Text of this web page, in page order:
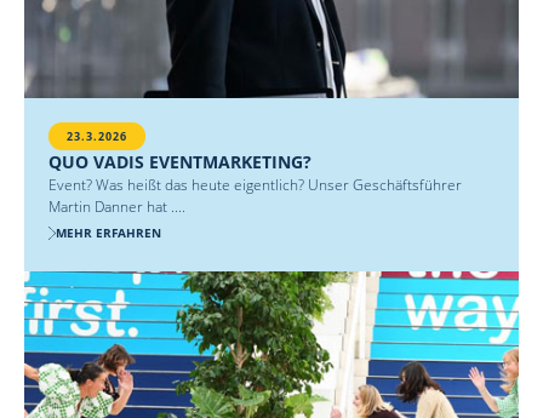
23.3.2026
QUO VADIS EVENTMARKETING?
Event? Was heißt das heute eigentlich? Unser Geschäftsführer
Martin Danner hat ....
MEHR ERFAHREN